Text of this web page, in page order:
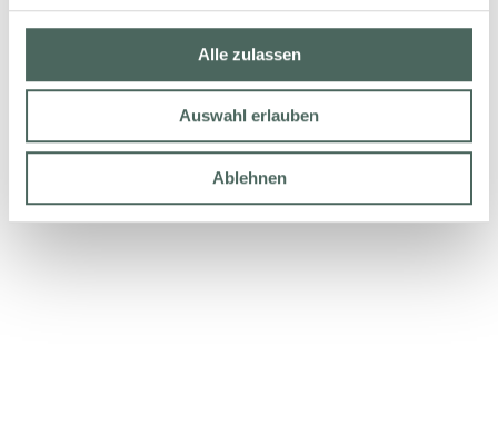
Alle zulassen
Auswahl erlauben
Ablehnen